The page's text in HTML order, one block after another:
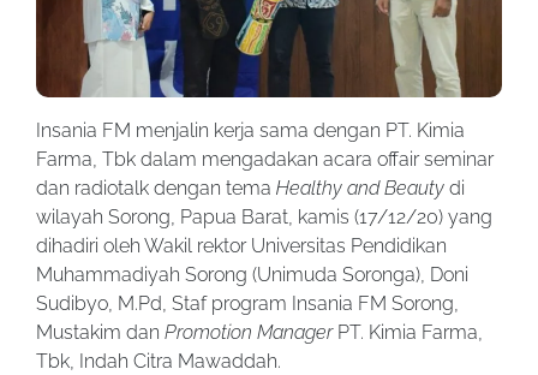
Insania FM menjalin kerja sama dengan PT. Kimia
Farma, Tbk dalam mengadakan acara offair seminar
dan radiotalk dengan tema Healthy and Beauty di
wilayah Sorong, Papua Barat, kamis (17/12/20) yang
dihadiri oleh Wakil rektor Universitas Pendidikan
Muhammadiyah Sorong (Unimuda Soronga), Doni
Sudibyo, M.Pd, Staf program Insania FM Sorong,
Mustakim dan Promotion Manager PT. Kimia Farma,
Tbk, Indah Citra Mawaddah.